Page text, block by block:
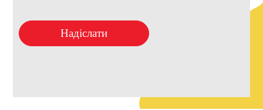
Надіслати